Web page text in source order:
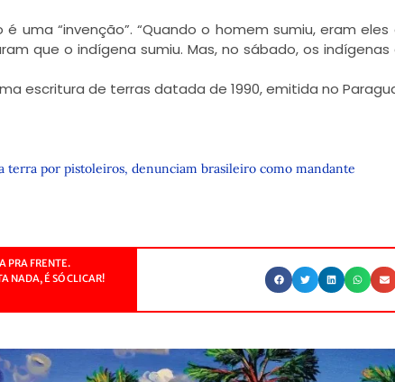
uma “invenção”. “Quando o homem sumiu, eram
que o indígena sumiu. Mas, no sábado, os
escritura de terras datada de 1990, emitida no
terra por pistoleiros, denunciam brasileiro como mandante
PRA FRENTE.
NADA, É SÓ CLICAR!